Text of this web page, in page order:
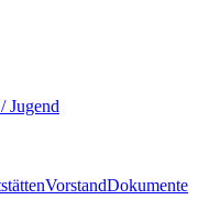
Jugend
VorstandDokumente